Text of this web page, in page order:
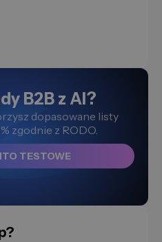
B2B z AI?
dopasowane listy
zgodnie z RODO.
TESTOWE